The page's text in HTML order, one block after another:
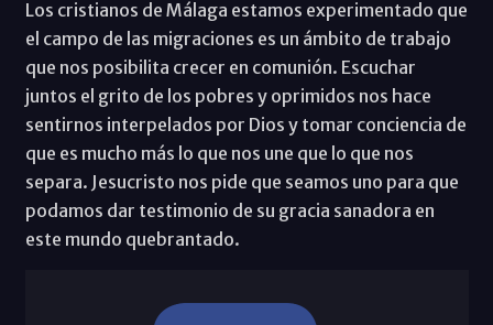
Los cristianos de Málaga estamos experimentado que
el campo de las migraciones es un ámbito de trabajo
que nos posibilita crecer en comunión. Escuchar
juntos el grito de los pobres y oprimidos nos hace
sentirnos interpelados por Dios y tomar conciencia de
que es mucho más lo que nos une que lo que nos
separa. Jesucristo nos pide que seamos uno para que
podamos dar testimonio de su gracia sanadora en
este mundo quebrantado.